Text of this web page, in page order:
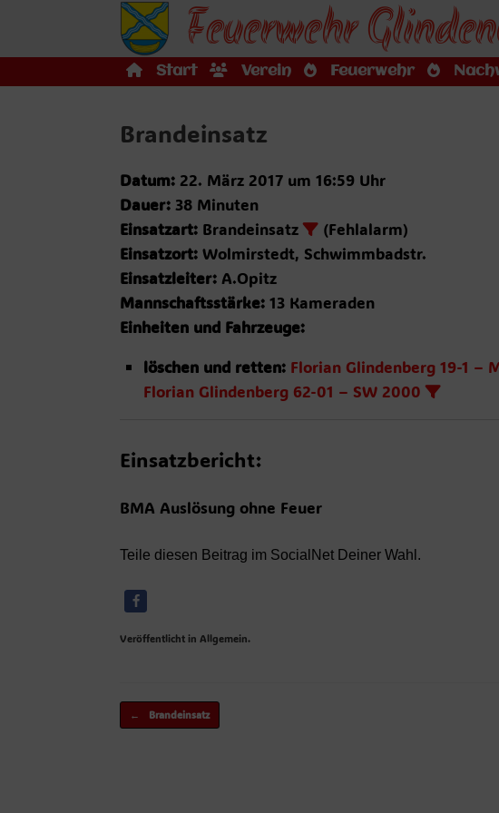
Feuerwehr
Start Verein Feuerwehr
Brandeinsatz
Datum: 22. März 2017 um 16:59 Uhr
Dauer: 38 Minuten
Einsatzart: Brandeinsatz
(Fehlalarm)
Einsatzort: Wolmirstedt, Schwimmbadstr.
Einsatzleiter: A.Opitz
Mannschaftsstärke: 13 Kameraden
Einheiten und Fahrzeuge:
löschen und retten: Florian Glindenberg 19-1 –
Florian Glindenberg 62-01 – SW 2000
Einsatzbericht:
BMA Auslösung ohne Feuer
Teile diesen Beitrag im SocialNet Deiner Wahl.
Veröffentlicht in Allgemein.
Beitragsnavigation
← Brandeinsatz